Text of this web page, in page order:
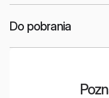
Do pobrania